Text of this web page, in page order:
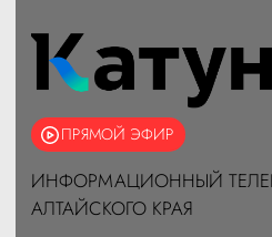
ПРЯМОЙ ЭФИР
ИНФОРМАЦИОННЫЙ
АЛТАЙСКОГО КРАЯ